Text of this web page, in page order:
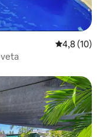
Prosječna
4,8 (10)
„Odabrali gosti”